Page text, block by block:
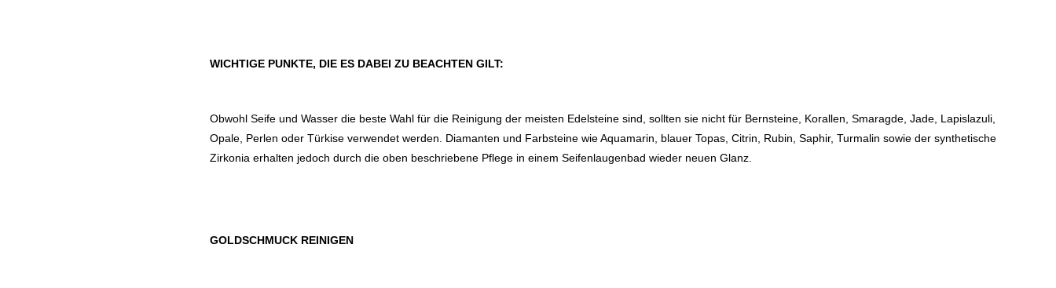
WICHTIGE PUNKTE, DIE ES DABEI ZU BEACHTEN GILT:
Obwohl Seife und Wasser die beste Wahl für die Reinigung der meisten Edelsteine sind, sollten sie nicht für Bernsteine, Korallen, Smaragde, Jade, Lapislazuli,
Opale, Perlen oder Türkise verwendet werden. Diamanten und Farbsteine wie Aquamarin, blauer Topas, Citrin, Rubin, Saphir, Turmalin sowie der synthetische
Zirkonia erhalten jedoch durch die oben beschriebene Pflege in einem Seifenlaugenbad wieder neuen Glanz.
GOLDSCHMUCK REINIGEN